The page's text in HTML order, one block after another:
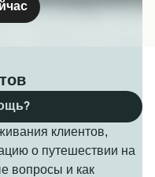
клиентов,
о путешествии на
вопросы и как